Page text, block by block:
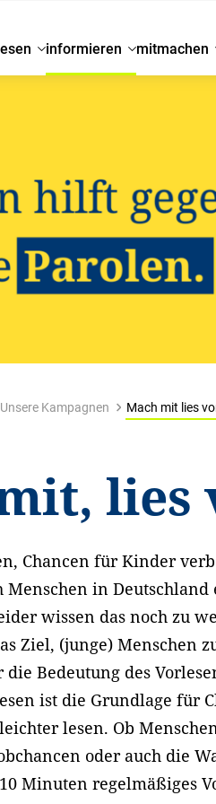
informieren mitmachen
Unsere Kampagnen Mach mit lies
lies
Chancen für Kinder
in
wissen das noch zu
Ziel, (junge) Menschen
Bedeutung des
ist die Grundlage für
lesen. Ob
oder auch die
Minuten regelmäßiges